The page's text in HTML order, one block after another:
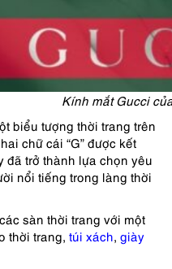
Kính mắt Gucci
biểu tượng thời trang trên
chữ cái “G” được kết
đã trở thành lựa chọn yêu
nổi tiếng trong làng thời
sàn thời trang với một
thời trang, túi xách, giày